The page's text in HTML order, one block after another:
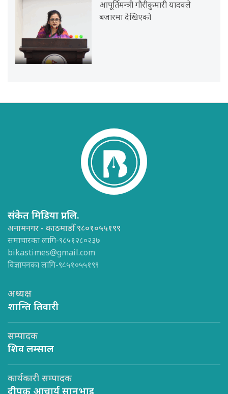
आपूर्तिमन्त्री गौरीकुमारी यादवले
बजारमा देखिएको
संकेत मिडिया प्रा.लि.
अनामनगर - काठमाडौँ ९८०१०५५१९९
समाचारका लागि-९८५१२८०२३७
bikastimes@gmail.com
विज्ञापनका लागि-९८५१०५५१९९
अध्यक्ष
शान्ति तिवारी
सम्पादक
शिव लम्साल
कार्यकारी सम्पादक